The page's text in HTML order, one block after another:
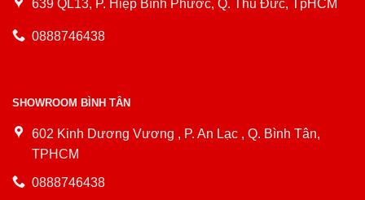
639 QL13, P. Hiệp Bình Phước, Q. Thủ Đức, TpHCM
0888746438
SHOWROOM BÌNH TÂN
602 Kinh Dương Vương , P. An Lạc , Q. Bình Tân,
TPHCM
0888746438